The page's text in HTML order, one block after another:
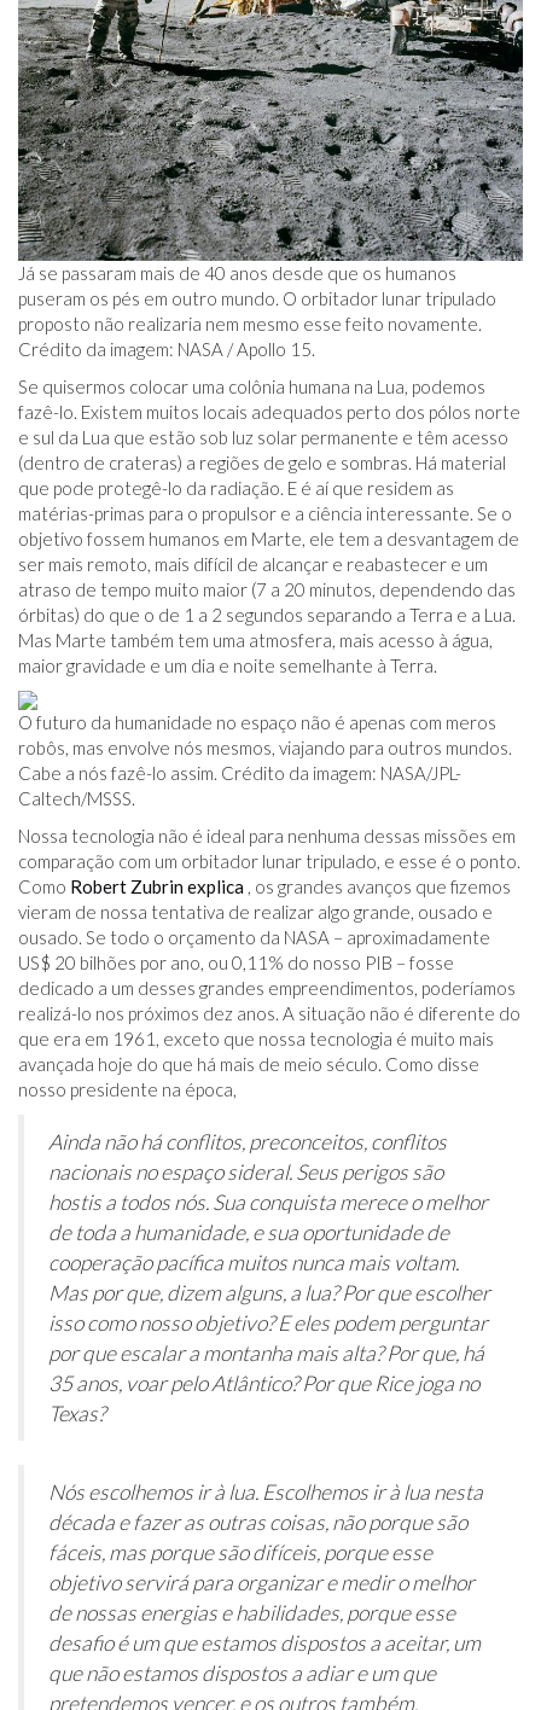
Já se passaram mais de 40 anos desde que os humanos
puseram os pés em outro mundo. O orbitador lunar tripulado
proposto não realizaria nem mesmo esse feito novamente.
Crédito da imagem: NASA / Apollo 15.
Se quisermos colocar uma colônia humana na Lua, podemos
fazê-lo. Existem muitos locais adequados perto dos pólos norte
e sul da Lua que estão sob luz solar permanente e têm acesso
(dentro de crateras) a regiões de gelo e sombras. Há material
que pode protegê-lo da radiação. E é aí que residem as
matérias-primas para o propulsor e a ciência interessante. Se o
objetivo fossem humanos em Marte, ele tem a desvantagem de
ser mais remoto, mais difícil de alcançar e reabastecer e um
atraso de tempo muito maior (7 a 20 minutos, dependendo das
órbitas) do que o de 1 a 2 segundos separando a Terra e a Lua.
Mas Marte também tem uma atmosfera, mais acesso à água,
maior gravidade e um dia e noite semelhante à Terra.
O futuro da humanidade no espaço não é apenas com meros
robôs, mas envolve nós mesmos, viajando para outros mundos.
Cabe a nós fazê-lo assim. Crédito da imagem: NASA/JPL-
Caltech/MSSS.
Nossa tecnologia não é ideal para nenhuma dessas missões em
comparação com um orbitador lunar tripulado, e esse é o ponto.
Como Robert Zubrin explica , os grandes avanços que fizemos
vieram de nossa tentativa de realizar algo grande, ousado e
ousado. Se todo o orçamento da NASA – aproximadamente
US$ 20 bilhões por ano, ou 0,11% do nosso PIB – fosse
dedicado a um desses grandes empreendimentos, poderíamos
realizá-lo nos próximos dez anos. A situação não é diferente do
que era em 1961, exceto que nossa tecnologia é muito mais
avançada hoje do que há mais de meio século. Como disse
nosso presidente na época,
Ainda não há conflitos, preconceitos, conflitos
nacionais no espaço sideral. Seus perigos são
hostis a todos nós. Sua conquista merece o melhor
de toda a humanidade, e sua oportunidade de
cooperação pacífica muitos nunca mais voltam.
Mas por que, dizem alguns, a lua? Por que escolher
isso como nosso objetivo? E eles podem perguntar
por que escalar a montanha mais alta? Por que, há
35 anos, voar pelo Atlântico? Por que Rice joga no
Texas?
Nós escolhemos ir à lua. Escolhemos ir à lua nesta
década e fazer as outras coisas, não porque são
fáceis, mas porque são difíceis, porque esse
objetivo servirá para organizar e medir o melhor
de nossas energias e habilidades, porque esse
desafio é um que estamos dispostos a aceitar, um
que não estamos dispostos a adiar e um que
pretendemos vencer, e os outros também.